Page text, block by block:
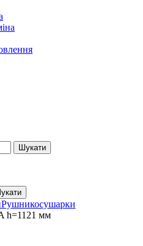
Шукати
Рушникосушарки
h=1121 мм